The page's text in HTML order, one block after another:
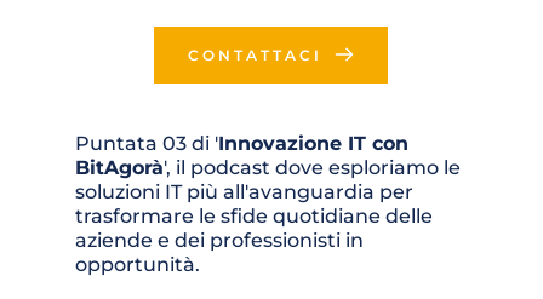
CONTATTACI
Puntata 03 di 'Innovazione IT con
BitAgorà', il podcast dove esploriamo le
soluzioni IT più all'avanguardia per
trasformare le sfide quotidiane delle
aziende e dei professionisti in
opportunità.